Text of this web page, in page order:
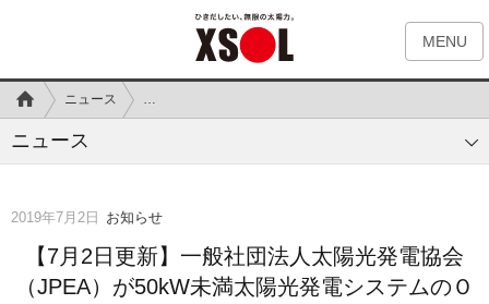
MENU
ニュース 【7月2日更新】一般社団法人太陽光発電協会（JPEA）
ニュース
2019年7月2日 お知らせ
【7月2日更新】一般社団法人太陽光発電協会
（JPEA）が50kW未満太陽光発電システムのＯ